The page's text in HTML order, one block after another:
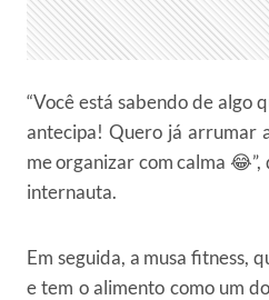
“Você está sabendo de algo
antecipa! Quero já arrumar
me organizar com calma
internauta.
Em seguida, a musa fitness,
e tem o alimento como um